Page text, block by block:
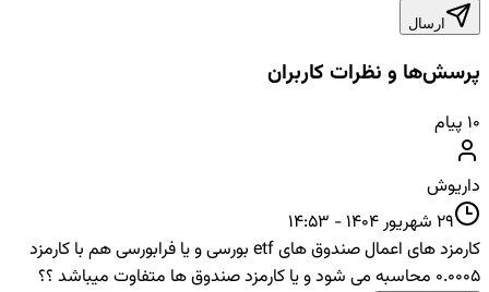
ارسال
پرسش‌ها و نظرات کاربران
۱۰ پیام
داریوش
29 شهریور 1404 - 14:53
کارمزد های اعمال صندوق های etf بورسی و یا فرابورسی هم با کارمزد
0.0005 محاسبه می شود و یا کارمزد صندوق ها متفاوت میباشد ؟؟